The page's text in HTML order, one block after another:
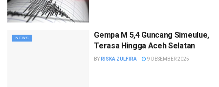
NEWS
Gempa M 5,4 Guncang Simeulue,
Terasa Hingga Aceh Selatan
BY RISKA ZULFIRA 9 DESEMBER 2025